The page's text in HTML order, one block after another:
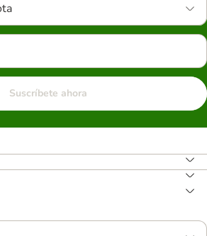
Suscríbete ahora